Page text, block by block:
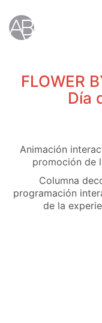
FLOWER
Día
Animación
promoción de
Columna
programación
de la